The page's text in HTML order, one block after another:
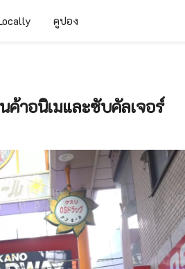
คูปอง
ค้าอนิเมและซับคัลเจอร์